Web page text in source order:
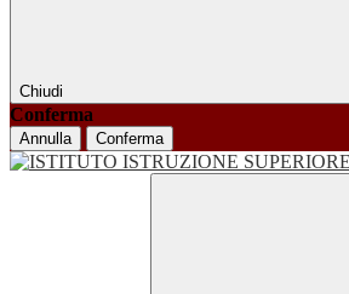
Chiudi
Conferma
Annulla Conferma